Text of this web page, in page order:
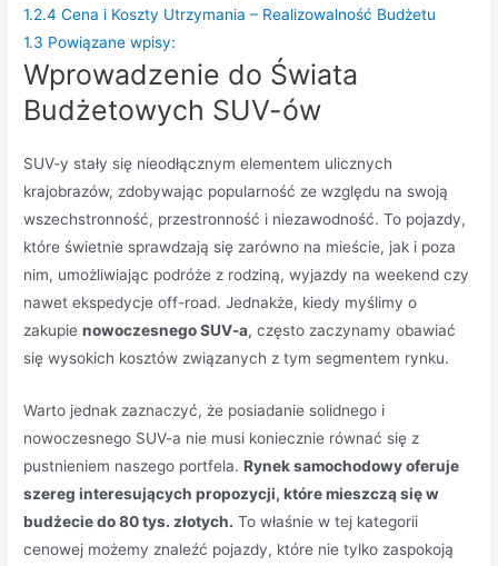
1.2.4 Cena i Koszty Utrzymania – Realizowalność Budżetu
1.3 Powiązane wpisy:
Wprowadzenie do Świata
Budżetowych SUV-ów
SUV-y stały się nieodłącznym elementem ulicznych
krajobrazów, zdobywając popularność ze względu na swoją
wszechstronność, przestronność i niezawodność. To pojazdy,
które świetnie sprawdzają się zarówno na mieście, jak i poza
nim, umożliwiając podróże z rodziną, wyjazdy na weekend czy
nawet ekspedycje off-road. Jednakże, kiedy myślimy o
zakupienowoczesnego SUV-a, często zaczynamy obawiać
się wysokich kosztów związanych z tym segmentem rynku.
Warto jednak zaznaczyć, że posiadanie solidnego i
nowoczesnego SUV-a nie musi koniecznie równać się z
pustnieniem naszego portfela.Rynek samochodowy oferuje
szereg interesujących propozycji, które mieszczą się w
budżecie do 80 tys. złotych. To właśnie w tej kategorii
cenowej możemy znaleźć pojazdy, które nie tylko zaspokoją